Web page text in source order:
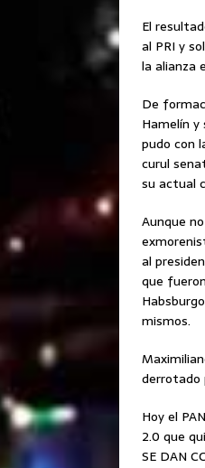
El
al PRI y
la alianza
De
Hamelín y
pudo con
curul
su actual
Aunque
al
que
mismos.
derrotado
Hoy el
2.0 que
SE DAN